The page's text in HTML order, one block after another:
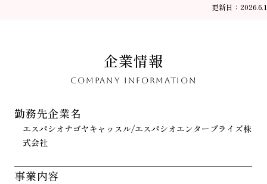
更新日：2026.6.1
企業情報
COMPANY INFORMATION
勤務先企業名
エスパシオナゴヤキャッスル/エスパシオエンタープライズ株
式会社
事業内容